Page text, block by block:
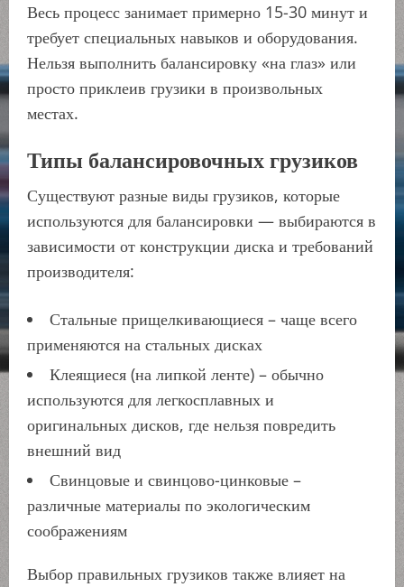
Весь процесс занимает примерно 15-30 минут и
требует специальных навыков и оборудования.
Нельзя выполнить балансировку «на глаз» или
просто приклеив грузики в произвольных
местах.
Типы балансировочных грузиков
Существуют разные виды грузиков, которые
используются для балансировки — выбираются в
зависимости от конструкции диска и требований
производителя:
Стальные прищелкивающиеся – чаще всего
применяются на стальных дисках
Клеящиеся (на липкой ленте) – обычно
используются для легкосплавных и
оригинальных дисков, где нельзя повредить
внешний вид
Свинцовые и свинцово-цинковые –
различные материалы по экологическим
соображениям
Выбор правильных грузиков также влияет на